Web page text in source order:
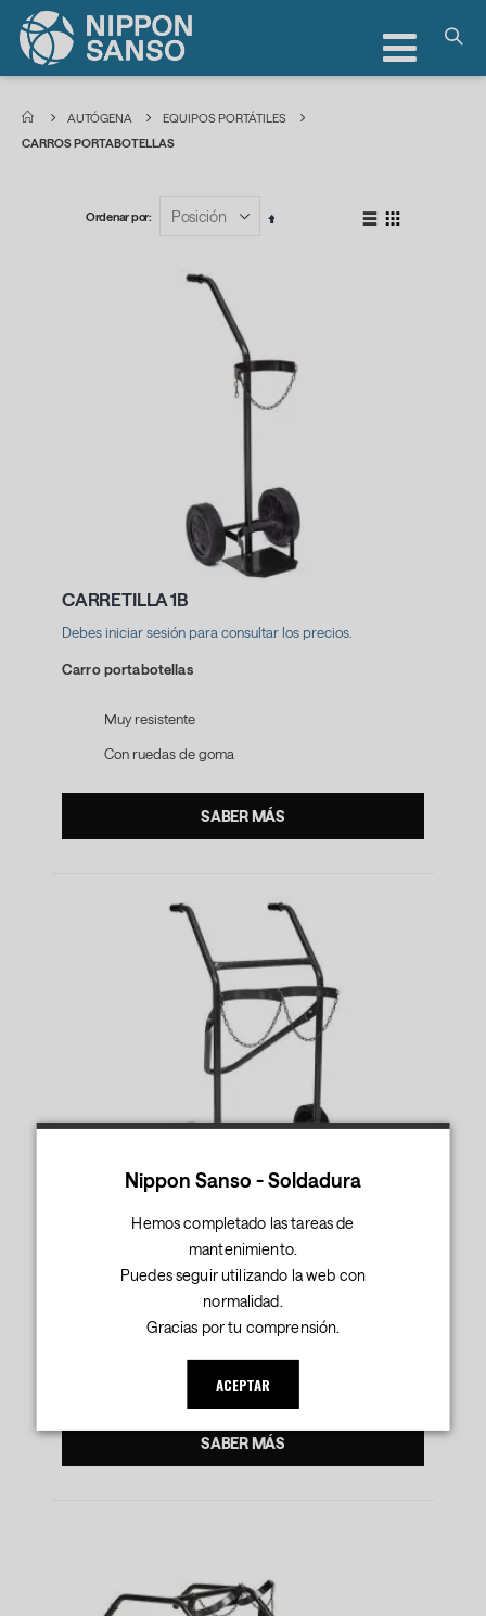
Toggle
Nav
AUTÓGENA
EQUIPOS PORTÁTILES
CARROS PORTABOTELLAS
Ordenar por
Fijar
Ver
CARRETILLA 1B
Debes iniciar sesión para consultar los precios.
Carro portabotellas
Muy resistente
Con ruedas de goma
SABER MÁS
CARRETILLA 2B-O/A -OX-ACET-
Debes iniciar sesión para consultar los precios.
Con ruedas de goma
SABER MÁS
Nippon Sanso - Soldadura
Hemos completado las tareas de
mantenimiento.
Puedes seguir utilizando la web con
normalidad.
Gracias por tu comprensión.
ACEPTAR